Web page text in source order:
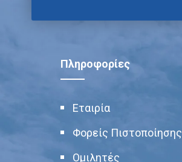
Πληροφορίες
Εταιρία
Φορείς Πιστοποίησης
Ομιλητές